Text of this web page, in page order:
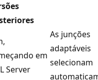
em
Server
As junções
adaptáveis
selecionam